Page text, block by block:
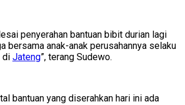
penyerahan bantuan bibit durian lagi
bersama anak-anak perusahannya selaku
di Jateng”, terang Sudewo.
bantuan yang diserahkan hari ini ada